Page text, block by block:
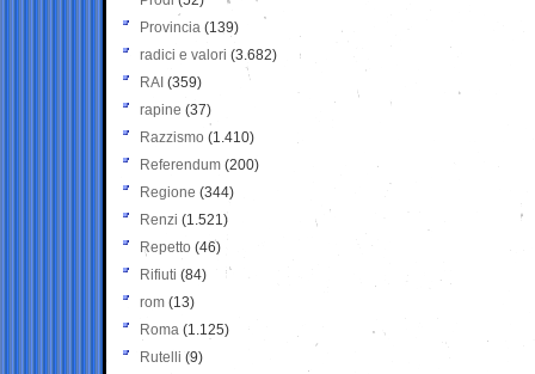
Provincia (139)
radici e valori (3.682)
RAI (359)
rapine (37)
Razzismo (1.410)
Referendum (200)
Regione (344)
Renzi (1.521)
Repetto (46)
Rifiuti (84)
rom (13)
Roma (1.125)
Rutelli (9)